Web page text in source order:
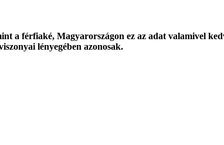
a férfiaké, Magyarországon ez az adat valamivel
lényegében azonosak.